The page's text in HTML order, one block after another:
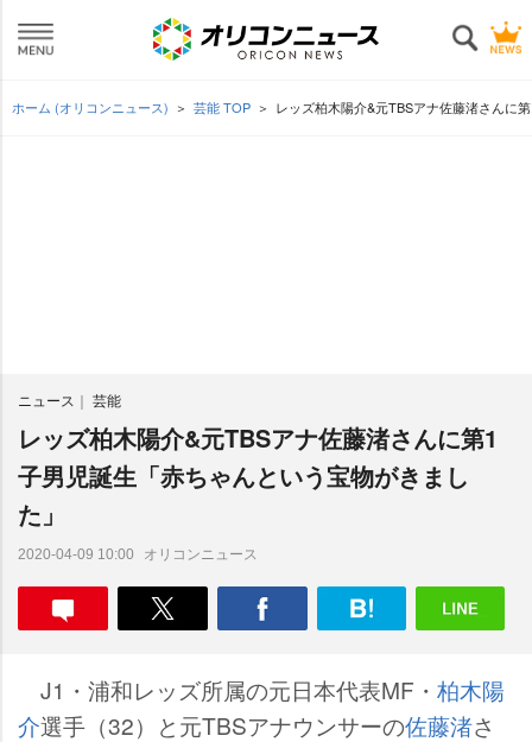
ホーム (オリコンニュース) 芸能 TOP レッズ柏木陽介&元TBSアナ佐藤渚さんに
ニュース 芸能
レッズ柏木陽介&元TBSアナ佐藤渚さんに第1
子男児誕生「赤ちゃんという宝物がきまし
た」
2020-04-09 10:00 オリコンニュース
J1・浦和レッズ所属の元日本代表MF・ 柏木陽
介選手（32）と元TBSアナウンサーの佐藤渚さ